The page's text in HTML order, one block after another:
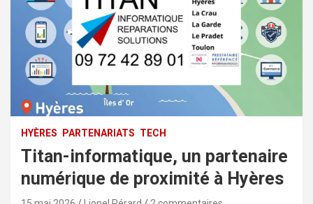
HYÈRES PARTENARIATS TECH
Titan-informatique, un partenaire
numérique de proximité à Hyères